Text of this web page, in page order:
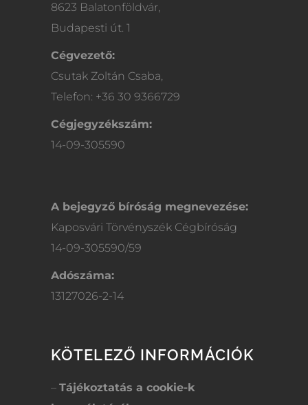
8623 Balatonföldvár,
Budapesti út. 1
Cégvezető:
Csutak Zoltán Csaba,
Telefon: +36 30 9366729
Cégjegyzékszám:
14-09-305590
A bejegyző bíróság megnevezése:
Kaposvári Törvényszék Cégbíróság
14-09-305590/59
Adószáma:
13127026-2-14
KÖTELEZŐ INFORMÁCIÓK
– Tájékoztatás a cookie-k